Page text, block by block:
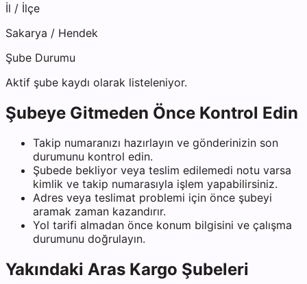
İl / İlçe
Sakarya / Hendek
Şube Durumu
Aktif şube kaydı olarak listeleniyor.
Şubeye Gitmeden Önce Kontrol Edin
Takip numaranızı hazırlayın ve gönderinizin son
durumunu kontrol edin.
Şubede bekliyor veya teslim edilemedi notu varsa
kimlik ve takip numarasıyla işlem yapabilirsiniz.
Adres veya teslimat problemi için önce şubeyi
aramak zaman kazandırır.
Yol tarifi almadan önce konum bilgisini ve çalışma
durumunu doğrulayın.
Yakındaki Aras Kargo Şubeleri